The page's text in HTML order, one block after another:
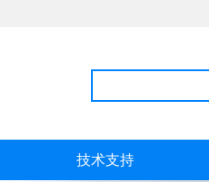
技术支持